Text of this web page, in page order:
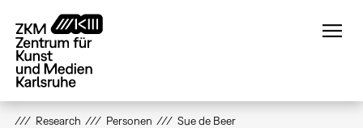
zum
Inhalt
Research Personen Sue de Beer